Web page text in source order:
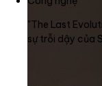
"The Last
sự trỗi dậy của